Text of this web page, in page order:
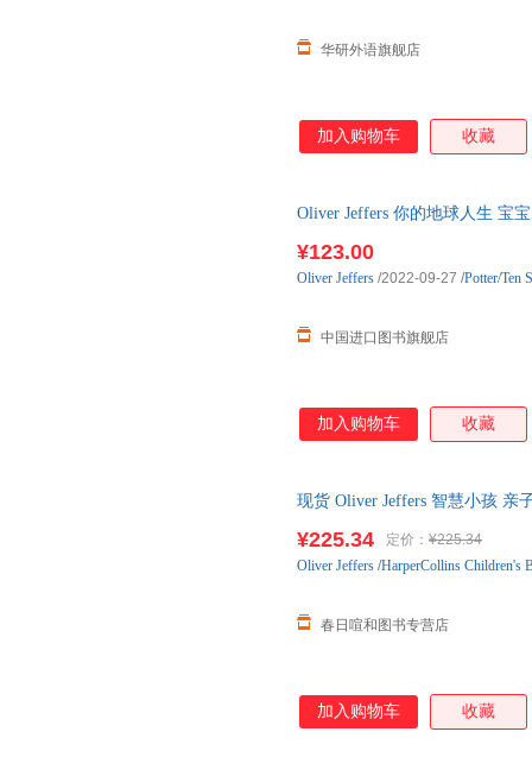
华研外语旗舰店
加入购物车 收藏
Oliver Jeffers 你的地球人生 宝
¥123.00
中国进口图书旗舰店
Oliver Jeffers /2022-09-27 /Potter/Ten
加入购物车 收藏
现货 Oliver Jeffers 智慧小孩 亲
¥225.34 定价： ¥225.34
春日喧和图书专营店
Oliver Jeffers /HarperCollins Children's
加入购物车 收藏